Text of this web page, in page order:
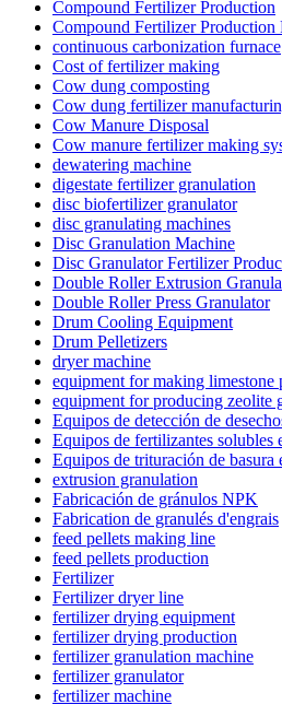
Compound Fertilizer Production
Compound Fertilizer Production
continuous carbonization furnace
Cost of fertilizer making
Cow dung composting
Cow dung fertilizer
Cow Manure Disposal
Cow manure fertilizer making
dewatering machine
digestate fertilizer granulation
disc biofertilizer granulator
disc granulating machines
Disc Granulation Machine
Disc Granulator Fertilizer
Double Roller Extrusion
Double Roller Press Granulator
Drum Cooling Equipment
Drum Pelletizers
dryer machine
equipment for making limestone
equipment for producing zeolite
Equipos de detección de
Equipos de fertilizantes solubles
Equipos de trituración de basura
extrusion granulation
Fabricación de gránulos NPK
Fabrication de granulés d'engrais
feed pellets making line
feed pellets production
Fertilizer
Fertilizer dryer line
fertilizer drying equipment
fertilizer drying production
fertilizer granulation machine
fertilizer granulator
fertilizer machine